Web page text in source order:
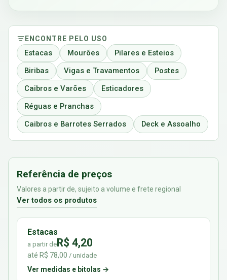
ENCONTRE PELO USO
Estacas Mourões
Pilares e Esteios
Biribas
Vigas e Travamentos
Postes
Caibros e Varões
Esticadores
Réguas e Pranchas
Caibros e Barrotes Serrados
Deck e Assoalho
Referência de preços
Valores a partir de, sujeito a volume e frete regional
Ver todos os produtos
Estacas
a partir deR$ 4,20
até R$ 78,00 / unidade
Ver medidas e bitolas →